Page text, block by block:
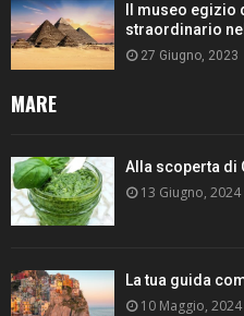
Il museo
straordinario
27 Giugno, 2023
MARE
Alla scoperta di
13 Giugno, 2024
La tua guida
10 Maggio, 2024